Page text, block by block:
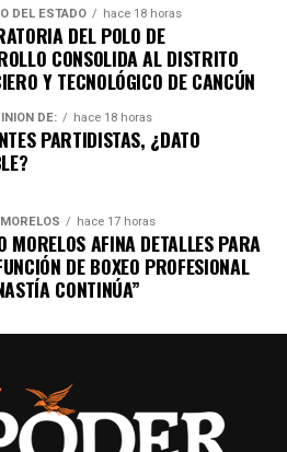
DEL ESTADO hace 18 horas
DEL POLO DE
CONSOLIDA AL DISTRITO
Y TECNOLÓGICO DE CANCÚN
DE: hace 18 horas
PARTIDISTAS, ¿DATO
hace 17 horas
MORELOS AFINA DETALLES PARA
DE BOXEO PROFESIONAL
CONTINÚA”